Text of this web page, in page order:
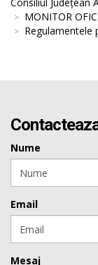
MONITOR
Regulamentele
Nume
Email
Mesaj